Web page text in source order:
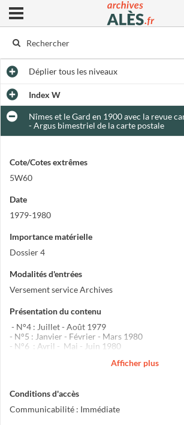
Archives municipales d'Alès
Ouvrir le menu déroulant
Dépliertous les niveaux
Index W
Nîmes et le Gard en 1900 avec la revue
- Argus bimestriel de la carte postale
Cote/Cotes extrêmes
5W60
Date
1979-1980
Importance matérielle
Dossier 4
Modalités d'entrées
Versement service Archives
Présentation du contenu
- N°4 : Juillet - Août 1979
- N°5 : Janvier - Février - Mars 1980
- N°6 : Avril - Mai - Juin 1980
Afficher plus
Conditions d'accès
Communicabilité : Immédiate